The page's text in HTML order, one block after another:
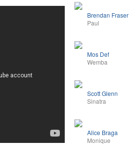
Brendan Fraser
Paul
Mos Def
Wemba
Scott Glenn
Sinatra
Alice Braga
Monique